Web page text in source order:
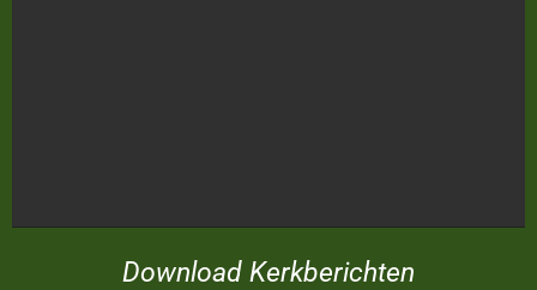
Download Kerkberichten